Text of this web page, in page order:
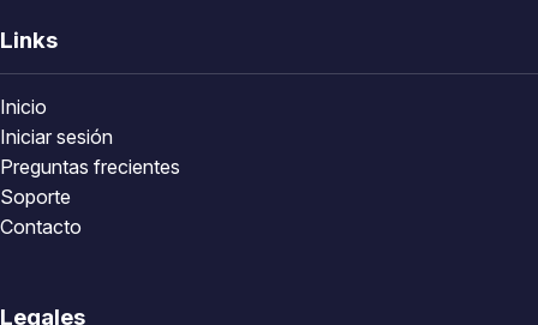
Links
Inicio
Iniciar sesión
Preguntas frecientes
Soporte
Contacto
Legales